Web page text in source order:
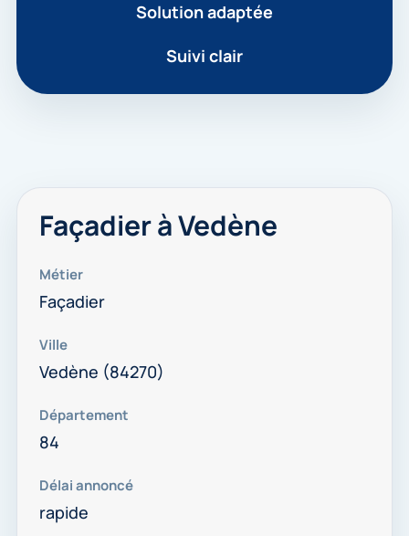
Solution adaptée
Suivi clair
Façadier à Vedène
Métier
Façadier
Ville
Vedène (84270)
Département
84
Délai annoncé
rapide